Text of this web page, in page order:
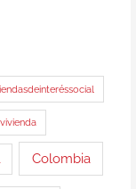
Colombia